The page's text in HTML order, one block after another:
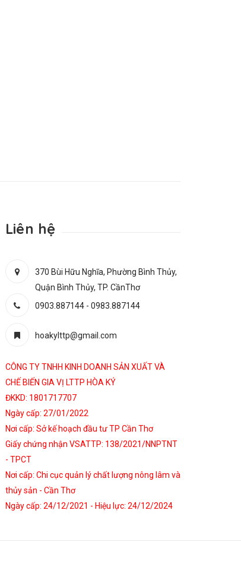
Liên hệ
370 Bùi Hữu Nghĩa, Phường Bình Thủy,
Quận Bình Thủy, TP. CầnThơ
0903.887144- 0983.887144
hoakylttp@gmail.com
CÔNG TY TNHH KINH DOANH SẢN XUẤT VÀ
CHẾ BIẾN GIA VỊ LTTP HÒA KÝ
ĐKKD: 1801717707
Ngày cấp: 27/01/2022
Nơi cấp: Sở kế hoạch đầu tư TP Cần Thơ
Giấy chứng nhận VSATTP: 138/2021/NNPTNT
- TPCT
Nơi cấp: Chi cục quản lý chất lượng nông lâm và
thủy sản - Cần Thơ
Ngày cấp: 24/12/2021 - Hiệu lực: 24/12/2024